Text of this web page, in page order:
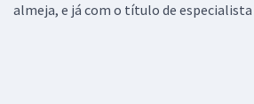
almeja, e já com o título de especialista